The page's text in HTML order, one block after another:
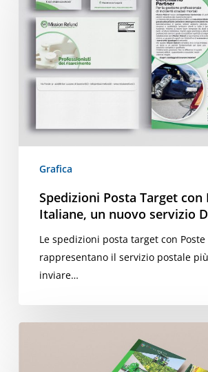
Target
con
Poste
Italiane,
un
Digife
Grafica
Spedizioni Posta Target con
Italiane, un nuovo servizio
Le spedizioni posta target con
rappresentano il servizio postale
inviare…